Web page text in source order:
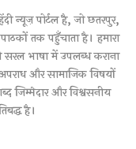
पोर्टल है, जो छतरपुर,
तक पहुँचाता है। हमारा
सरल भाषा में उपलब्ध कराना
और सामाजिक विषयों
जिम्मेदार और विश्वसनीय
है।